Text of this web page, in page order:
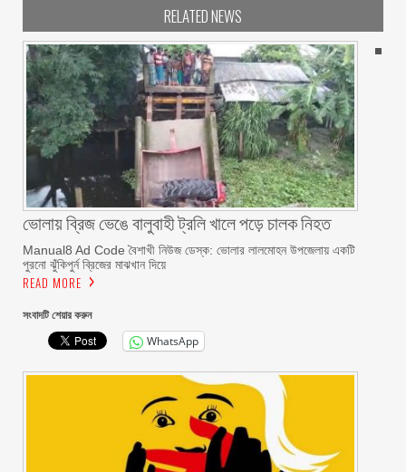
RELATED NEWS
ভোলায় ব্রিজ ভেঙে বালুবাহী ট্রলি খালে পড়ে চালক নিহত
Manual8 Ad Code বৈশাখী নিউজ ডেস্ক: ভোলার লালমোহন উপজেলায় একটি
পুরনো ঝুঁকিপুর্ন ব্রিজের মাঝখান দিয়ে
READ MORE
সংবাদটি শেয়ার করুন
WhatsApp